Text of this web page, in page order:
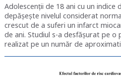
Adolescenții de 18 ani cu un
depășește nivelul considerat
crescut de a suferi un infarct
de ani. Studiul s-a desfășurat pe o
realizat pe un număr de